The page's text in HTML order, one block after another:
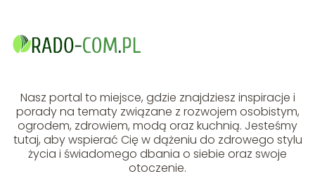
Nasz portal to miejsce, gdzie znajdziesz inspiracje i
porady na tematy związane z rozwojem osobistym,
ogrodem, zdrowiem, modą oraz kuchnią. Jesteśmy
tutaj, aby wspierać Cię w dążeniu do zdrowego stylu
życia i świadomego dbania o siebie oraz swoje
otoczenie.